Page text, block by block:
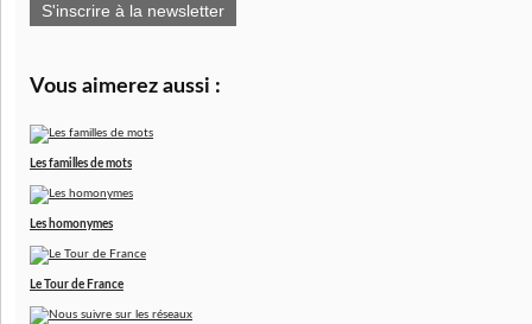
S'inscrire à la newsletter
Vous aimerez aussi :
Les familles de mots
Les homonymes
Le Tour de France